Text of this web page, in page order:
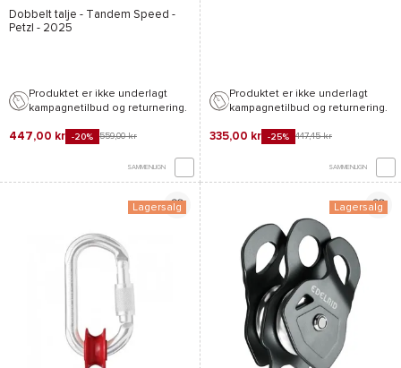
Dobbelt talje -
Tandem Speed -
Petzl - 2025
Produktet er ikke underlagt
kampagnetilbud og returnering.
447,00 kr -20% 559,00 kr
SAMMENLIGN
Produktet er ikke underlagt
kampagnetilbud og returnering.
335,00 kr -25% 447,45 kr
SAMMENLIGN
Lagersalg Lagersalg